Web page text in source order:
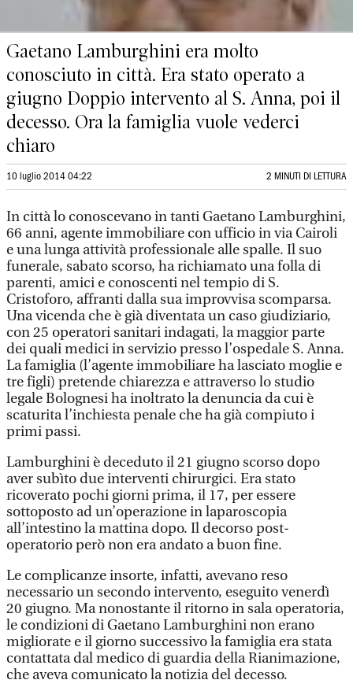
Gaetano Lamburghini era molto
conosciuto in città. Era stato operato a
giugno Doppio intervento al S. Anna, poi il
decesso. Ora la famiglia vuole vederci
chiaro
10 luglio 2014 04:22 2 MINUTI DI LETTURA
In città lo conoscevano in tanti Gaetano Lamburghini,
66 anni, agente immobiliare con ufficio in via Cairoli
e una lunga attività professionale alle spalle. Il suo
funerale, sabato scorso, ha richiamato una folla di
parenti, amici e conoscenti nel tempio di S.
Cristoforo, affranti dalla sua improvvisa scomparsa.
Una vicenda che è già diventata un caso giudiziario,
con 25 operatori sanitari indagati, la maggior parte
dei quali medici in servizio presso l’ospedale S. Anna.
La famiglia (l’agente immobiliare ha lasciato moglie e
tre figli) pretende chiarezza e attraverso lo studio
legale Bolognesi ha inoltrato la denuncia da cui è
scaturita l’inchiesta penale che ha già compiuto i
primi passi.
Lamburghini è deceduto il 21 giugno scorso dopo
aver subìto due interventi chirurgici. Era stato
ricoverato pochi giorni prima, il 17, per essere
sottoposto ad un’operazione in laparoscopia
all’intestino la mattina dopo. Il decorso post-
operatorio però non era andato a buon fine.
Le complicanze insorte, infatti, avevano reso
necessario un secondo intervento, eseguito venerdì
20 giugno. Ma nonostante il ritorno in sala operatoria,
le condizioni di Gaetano Lamburghini non erano
migliorate e il giorno successivo la famiglia era stata
contattata dal medico di guardia della Rianimazione,
che aveva comunicato la notizia del decesso.